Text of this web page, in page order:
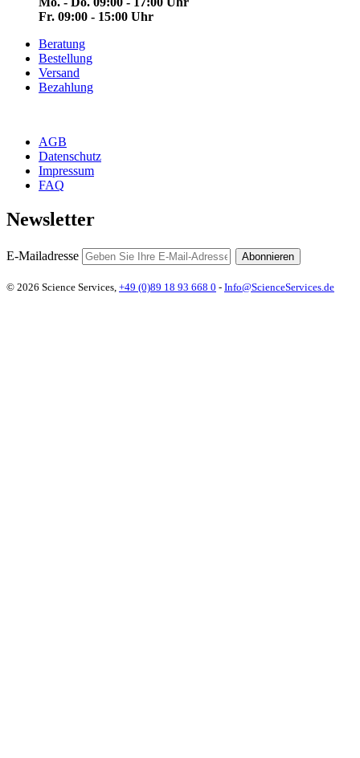
Fr. 09:00 - 15:00 Uhr
Beratung
Bestellung
Versand
Bezahlung
AGB
Datenschutz
Impressum
FAQ
Newsletter
E-Mailadresse Abonnieren
© 2026 Science Services, +49 (0)89 18 93 668 0 - Info@ScienceServices.de